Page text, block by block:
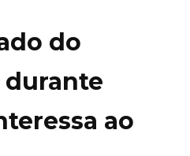
do
durante
ao